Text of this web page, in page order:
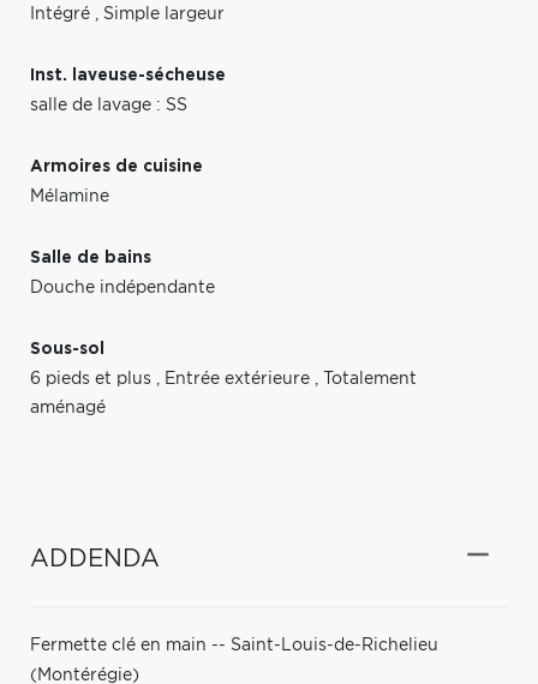
Intégré , Simple largeur
Inst. laveuse-sécheuse
salle de lavage : SS
Armoires de cuisine
Mélamine
Salle de bains
Douche indépendante
Sous-sol
6 pieds et plus , Entrée extérieure ,
Totalement
aménagé
ADDENDA
Fermette clé en main -- Saint-Louis-de-Richelieu
(Montérégie)